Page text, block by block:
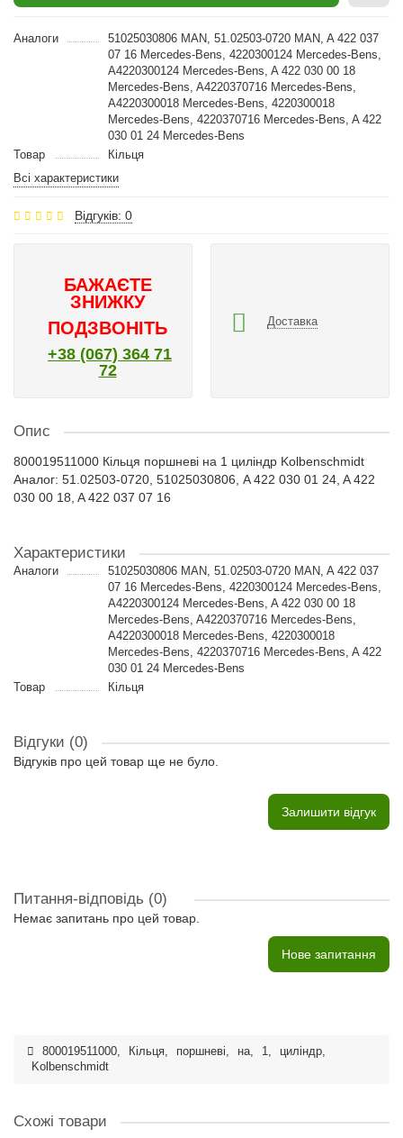
Аналоги
51025030806 MAN, 51.02503-0720 MAN, A 422 037
07 16 Mercedes-Bens, 4220300124 Mercedes-Bens,
A4220300124 Mercedes-Bens, A 422 030 00 18
Mercedes-Bens, A4220370716 Mercedes-Bens,
A4220300018 Mercedes-Bens, 4220300018
Mercedes-Bens, 4220370716 Mercedes-Bens, A 422
030 01 24 Mercedes-Bens
Товар
Кільця
Всі характеристики
Відгуків: 0
БАЖАЄТЕ
ЗНИЖКУ
ПОДЗВОНІТЬ
+38 (067) 364 71
72
Доставка
Опис
800019511000 Кільця поршневі на 1 циліндр Kolbenschmidt
Аналог: 51.02503-0720, 51025030806, A 422 030 01 24, A 422
030 00 18, A 422 037 07 16
Характеристики
Аналоги
51025030806 MAN, 51.02503-0720 MAN, A 422 037
07 16 Mercedes-Bens, 4220300124 Mercedes-Bens,
A4220300124 Mercedes-Bens, A 422 030 00 18
Mercedes-Bens, A4220370716 Mercedes-Bens,
A4220300018 Mercedes-Bens, 4220300018
Mercedes-Bens, 4220370716 Mercedes-Bens, A 422
030 01 24 Mercedes-Bens
Товар
Кільця
Відгуки (0)
Відгуків про цей товар ще не було.
Залишити відгук
Питання-відповідь (0)
Немає запитань про цей товар.
Нове запитання
800019511000, Кільця, поршневі, на, 1, циліндр,
Kolbenschmidt
Схожі товари